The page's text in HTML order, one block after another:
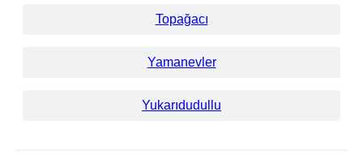
Topağacı
Yamanevler
Yukarıdudullu